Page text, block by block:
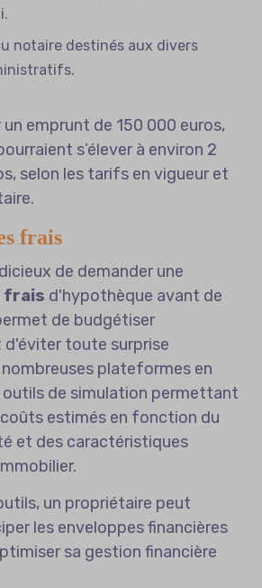
notaire destinés aux divers
un emprunt de 150 000 euros,
s’élever à environ 2
selon les tarifs en vigueur et
frais
de demander une
frais d'hypothèque avant de
de budgétiser
toute surprise
plateformes en
de simulation permettant
estimés en fonction du
et des caractéristiques
un propriétaire peut
les enveloppes financières
sa gestion financière